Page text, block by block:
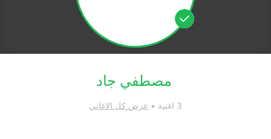
مصطفي جاد
3 اغنية • عرض كل الاغاني